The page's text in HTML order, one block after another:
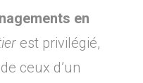
en
est privilégié,
ceux d’un